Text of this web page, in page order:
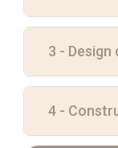
3 - Design
4 -